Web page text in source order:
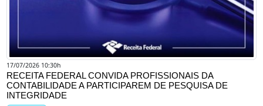
17/07/2026 10:30h
RECEITA FEDERAL CONVIDA PROFISSIONAIS DA
CONTABILIDADE A PARTICIPAREM DE PESQUISA DE
INTEGRIDADE